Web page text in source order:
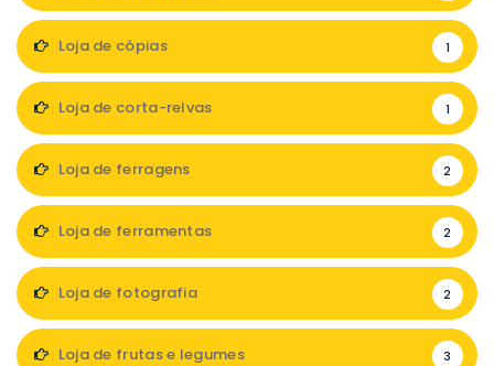
Loja de cópias 1
Loja de corta-relvas 1
Loja de ferragens 2
Loja de ferramentas 2
Loja de fotografia 2
Loja de frutas e legumes 3